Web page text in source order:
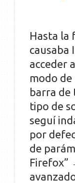
Hasta la
causaba
acceder
modo
barra de
tipo de
seguí
por
de
Firefox”